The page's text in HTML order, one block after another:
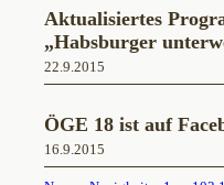
Aktualisiertes
„Habsburger
22.9.2015
ÖGE 18 ist auf
16.9.2015